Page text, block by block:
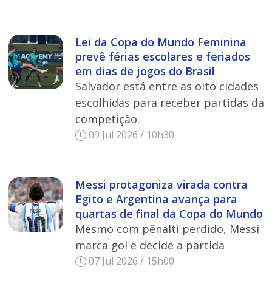
Lei da Copa do Mundo Feminina
prevê férias escolares e feriados
em dias de jogos do Brasil
Salvador está entre as oito cidades
escolhidas para receber partidas da
competição.
09 Jul 2026 / 10h30
Messi protagoniza virada contra
Egito e Argentina avança para
quartas de final da Copa do Mundo
Mesmo com pênalti perdido, Messi
marca gol e decide a partida
07 Jul 2026 / 15h00